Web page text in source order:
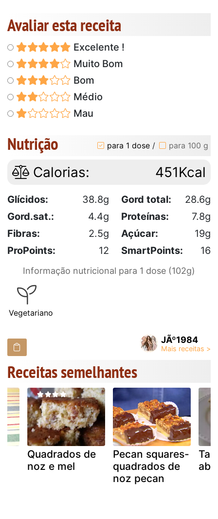
Avaliar esta receita
Excelente !
Muito Bom
Bom
Médio
Mau
Nutrição para 1 dose / para 100 g
Calorias: 451Kcal
Glícidos: 38.8g Gord total:
28.6g
Gord.sat.:
4.4g Proteínas:
7.8g
Fibras:
2.5g Açúcar:
19g
ProPoints:
12 SmartPoints: 16
Informação nutricional para 1 dose (102g)
Vegetariano
JÃº1984
Receitas semelhantes
Quadrados de
noz e mel
Pecan squares-
quadrados de
noz pecan